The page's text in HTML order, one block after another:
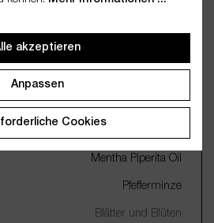
Pfefferminz
Mentha Piperita Oil
Pfefferminze
Blätter und Blüten
akzeptieren
Anpassen
Cookies